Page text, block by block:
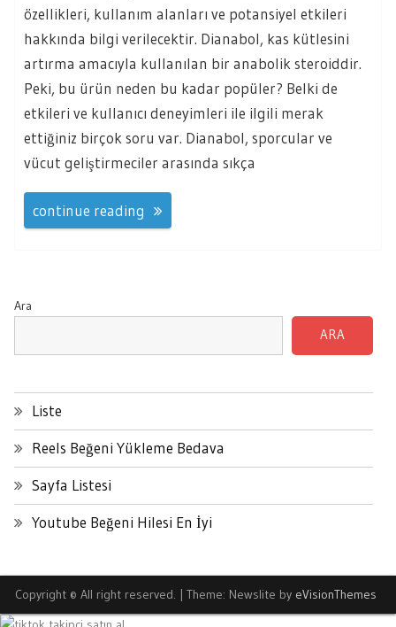
özellikleri, kullanım alanları ve potansiyel etkileri
hakkında bilgi verilecektir. Dianabol, kas kütlesini
artırma amacıyla kullanılan bir anabolik steroiddir.
Peki, bu ürün neden bu kadar popüler? Belki de
etkileri ve kullanıcı deneyimleri ile ilgili merak
ettiğiniz birçok soru var. Dianabol, sporcular ve
vücut geliştirmeciler arasında sıkça
continue reading
Ara
ARA
Liste
Reels Beğeni Yükleme Bedava
Sayfa Listesi
Youtube Beğeni Hilesi En İyi
Copyright © All right reserved. | Theme: Newslite by eVisionThemes